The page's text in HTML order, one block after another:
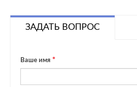
ЗАДАТЬ ВОПРОС
Ваше имя